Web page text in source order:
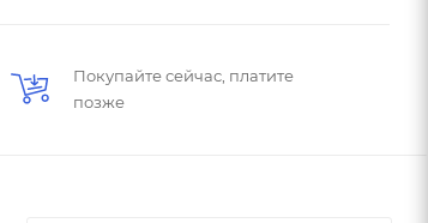
Покупайте сейчас, платите
позже